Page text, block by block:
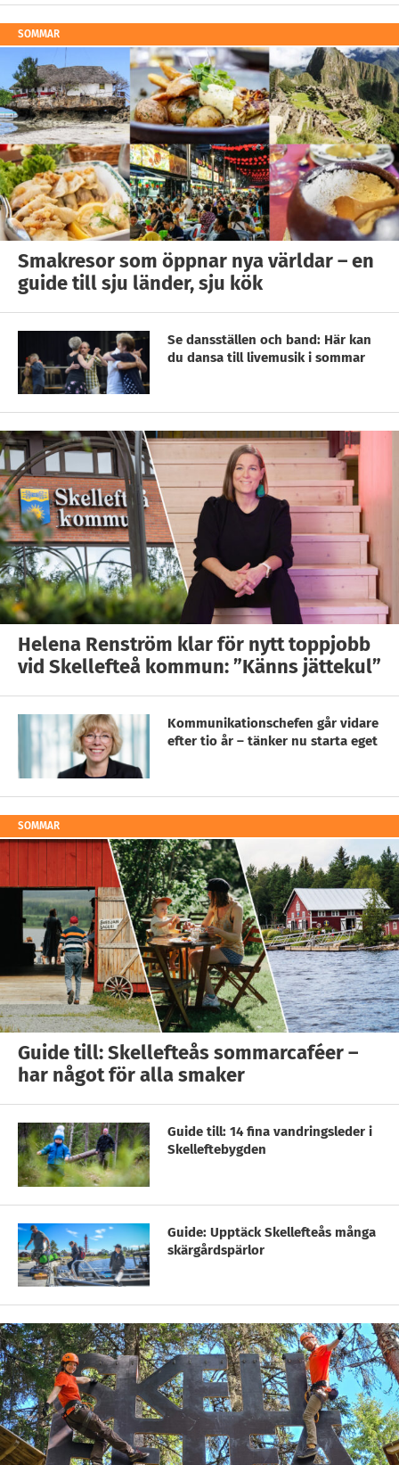
SOMMAR
Smakresor som öppnar nya världar – en
guide till sju länder, sju kök
Se dansställen och band: Här kan
du dansa till livemusik i sommar
Helena Renström klar för nytt toppjobb
vid Skellefteå kommun: ”Känns jättekul”
Kommunikationschefen går vidare
efter tio år – tänker nu starta eget
SOMMAR
Guide till: Skellefteås sommarcaféer –
har något för alla smaker
Guide till: 14 fina vandringsleder i
Skelleftebygden
Guide: Upptäck Skellefteås många
skärgårdspärlor